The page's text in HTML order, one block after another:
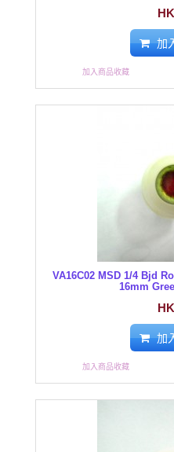
加
加入商品收藏
VA16C02 MSD 1/4 Bjd
16mm
加
加入商品收藏